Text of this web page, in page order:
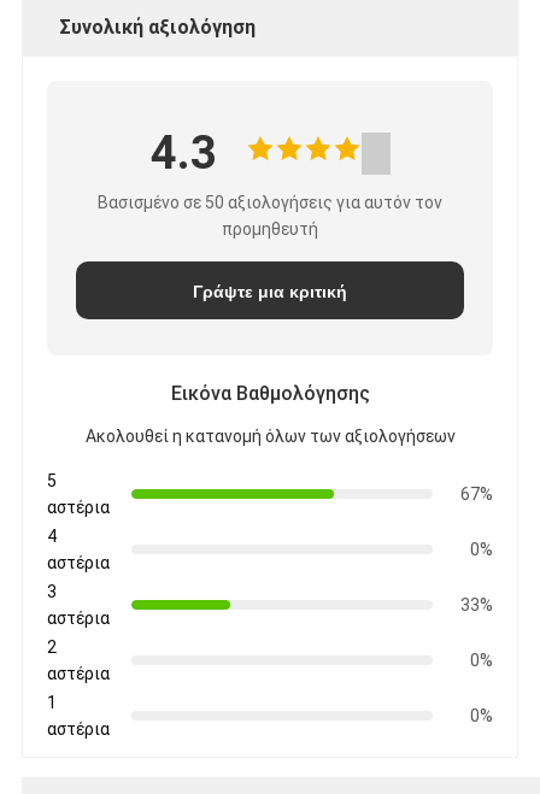
Συνολική αξιολόγηση
4.3
Βασισμένο σε 50 αξιολογήσεις για αυτόν τον
προμηθευτή
Γράψτε μια κριτική
Εικόνα Βαθμολόγησης
Ακολουθεί η κατανομή όλων των αξιολογήσεων
5
αστέρια
67%
4
αστέρια
0%
3
αστέρια
33%
2
αστέρια
0%
1
αστέρια
0%